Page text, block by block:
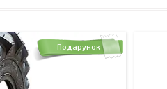
Подарунок